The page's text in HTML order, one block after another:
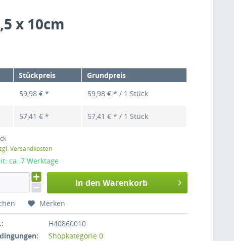
x 10cm
Stückpreis
Grundpreis
59,98 € * 59,98 € * / 1 Stück
57,41 € * 57,41 € * / 1 Stück
Versandkosten
ca. 7 Werktage
In den Warenkorb
Merken
H40860010
Shopkategorie 0